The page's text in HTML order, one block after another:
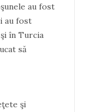
au fost
au fost
în Turcia
să
şi